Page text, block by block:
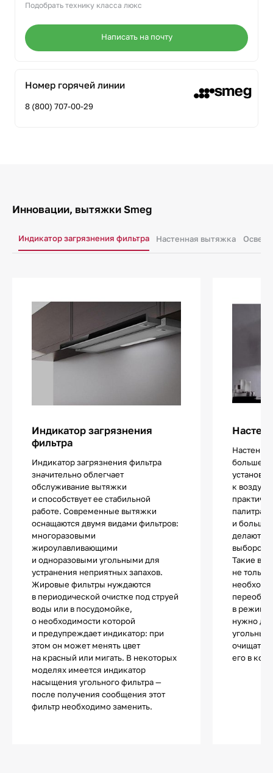
Подобрать технику класса люкс
Написать на почту
Номер горячей линии
8 (800) 707-00-29
Инновации, вытяжки Smeg
Индикатор загрязнения фильтра Настенная вытяжка
Индикатор загрязнения
фильтра
Индикатор загрязнения фильтра
значительно облегчает
обслуживание вытяжки
и способствует ее стабильной
работе. Современные вытяжки
оснащаются двумя видами фильтров:
многоразовыми
жироулавливающими
и одноразовыми угольными для
устранения неприятных запахов.
Жировые фильтры нуждаются
в периодической очистке под струей
воды или в посудомойке,
о необходимости которой
и предупреждает индикатор: при
этом он может менять цвет
на красный или мигать. В некоторых
моделях имеется индикатор
насыщения угольного фильтра —
после получения сообщения этот
фильтр необходимо заменить.
больше
к
палитра
и
делают
выбором
Такие
не
в режиме
нужно
угольные
очищать
его в